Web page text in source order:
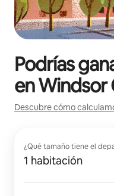
Podrías
enWindsor
Descubre cómo
¿Qué tamaño tiene el
1 habitación